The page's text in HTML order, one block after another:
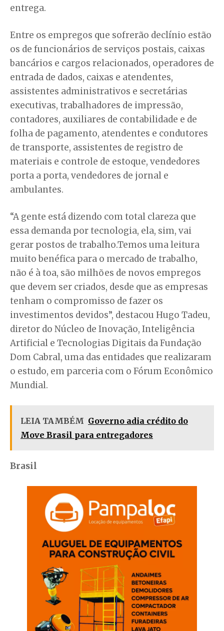
entrega.
Entre os empregos que sofrerão declínio estão
os de funcionários de serviços postais, caixas
bancários e cargos relacionados, operadores de
entrada de dados, caixas e atendentes,
assistentes administrativos e secretárias
executivas, trabalhadores de impressão,
contadores, auxiliares de contabilidade e de
folha de pagamento, atendentes e condutores
de transporte, assistentes de registro de
materiais e controle de estoque, vendedores
porta a porta, vendedores de jornal e
ambulantes.
“A gente está dizendo com total clareza que
essa demanda por tecnologia, ela, sim, vai
gerar postos de trabalho.Temos uma leitura
muito benéfica para o mercado de trabalho,
não é à toa, são milhões de novos empregos
que devem ser criados, desde que as empresas
tenham o compromisso de fazer os
investimentos devidos”, destacou Hugo Tadeu,
diretor do Núcleo de Inovação, Inteligência
Artificial e Tecnologias Digitais da Fundação
Dom Cabral, uma das entidades que realizaram
o estudo, em parceria com o Fórum Econômico
Mundial.
LEIA TAMBÉM Governo adia crédito do
Move Brasil para entregadores
Brasil